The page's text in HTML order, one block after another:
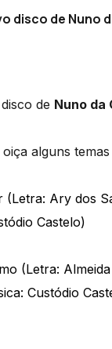
disco de Nuno
de Nuno da
oiça alguns
(Letra: Ary dos
Castelo)
(Letra: Almeida
Custódio